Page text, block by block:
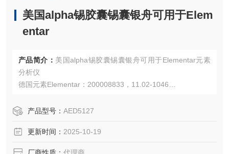
美国alpha锡胶囊锡囊银舟可用于Elem
entar
产品简介： 美国alpha锡胶囊锡囊银舟可用于Elementar元素
分析仪
德国元素Elementar：200008833，11.02-1046
OEM厂商；我们提供的所有产品都是高质量高性价的，适用
产品型号： AED5127
更新时间： 2025-10-19